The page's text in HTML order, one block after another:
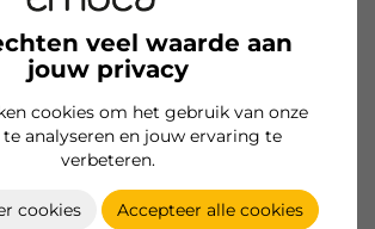
veel waarde aan
jouw privacy
cookies om het gebruik van onze
analyseren en jouw ervaring te
verbeteren.
cookies Accepteer alle cookies
FAQ